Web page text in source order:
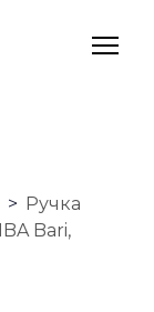
Ручка
Bari,